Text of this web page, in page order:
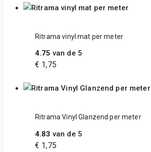
Ritrama vinyl mat per meter
4.75 van de 5
€ 1,75
Ritrama Vinyl Glanzend per meter
4.83 van de 5
€ 1,75